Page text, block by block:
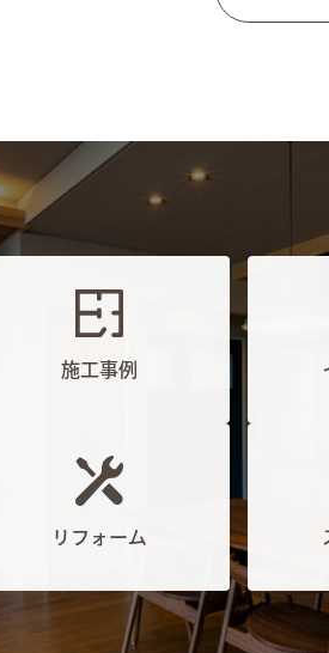
施工事例
リフォーム